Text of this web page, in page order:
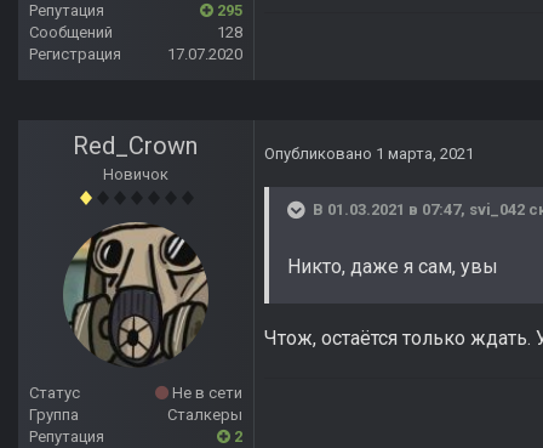
Репутация
295
Сообщений
128
Регистрация
17.07.2020
Red_Crown
Новичок
Статус
Не в сети
Группа
Сталкеры
Репутация
2
Опубликовано 1 марта, 2021
В 01.03.2021 в 07:47, svi_042
Никто, даже я сам, увы
Чтож, остаётся только ждать.